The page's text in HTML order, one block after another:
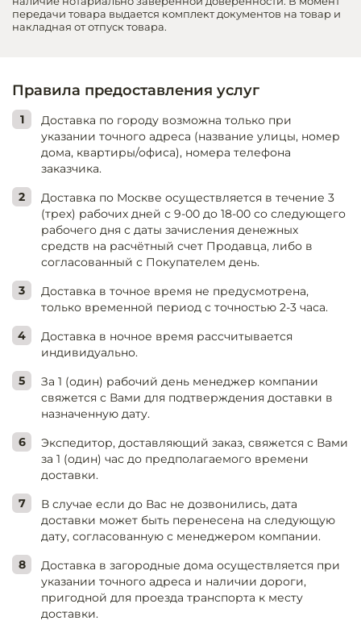
передачи товара выдается комплект документов на товар и
накладная от отпуск товара.
Правила предоставления услуг
Доставка по городу возможна только при
указании точного адреса (название улицы, номер
дома, квартиры/офиса), номера телефона
заказчика.
Доставка по Москве осуществляется в течение 3
(трех) рабочих дней с 9-00 до 18-00 со следующего
рабочего дня с даты зачисления денежных
средств на расчётный счет Продавца, либо в
согласованный с Покупателем день.
Доставка в точное время не предусмотрена,
только временной период с точностью 2-3 часа.
Доставка в ночное время рассчитывается
индивидуально.
За 1 (один) рабочий день менеджер компании
свяжется с Вами для подтверждения доставки в
назначенную дату.
Экспедитор, доставляющий заказ, свяжется с Вами
за 1 (один) час до предполагаемого времени
доставки.
В случае если до Вас не дозвонились, дата
доставки может быть перенесена на следующую
дату, согласованную с менеджером компании.
Доставка в загородные дома осуществляется при
указании точного адреса и наличии дороги,
пригодной для проезда транспорта к месту
доставки.